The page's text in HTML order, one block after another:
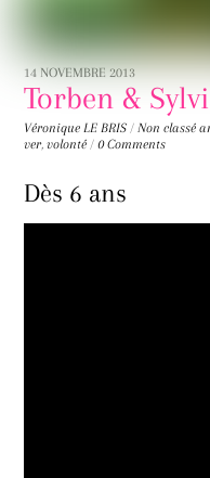
14 NOVEMBRE 2013
Torben &
Véronique LE BRIS / Non classé
ver,volonté / 0 Comments
Dès 6 ans